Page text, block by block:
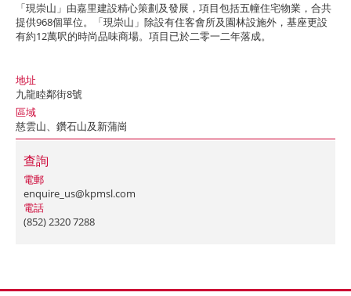
「現崇山」由嘉里建設精心策劃及發展，項目包括五幢住宅物業，合共
提供968個單位。「現崇山」除設有住客會所及園林設施外，基座更設
有約12萬呎的時尚品味商場。項目已於二零一二年落成。
地址
九龍睦鄰街8號
區域
慈雲山、鑽石山及新蒲崗
查詢
電郵
enquire_us@kpmsl.com
電話
(852) 2320 7288